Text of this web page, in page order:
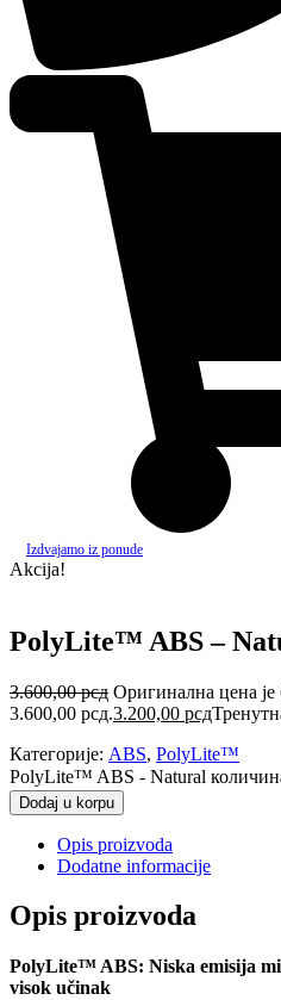
Izdvajamo iz ponude
Akcija!
PolyLite™ ABS –
3.600,00рсд Оригинална цена је
3.600,00 рсд.3.200,00 рсд
Категорије: ABS, PolyLite™
PolyLite™ ABS - Natural
Dodaj u korpu
Opis proizvoda
Dodatne informacije
Opis proizvoda
PolyLite™ ABS: Niska emisija
visok učinak